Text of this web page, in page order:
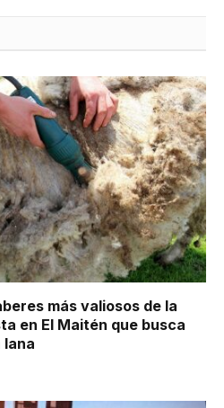
más valiosos de la
en El Maitén que busca